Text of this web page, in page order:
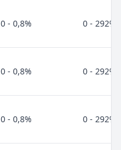
0 - 0,8% 0 - 292%
0 - 0,8% 0 - 292%
0 - 0,8% 0 - 292%